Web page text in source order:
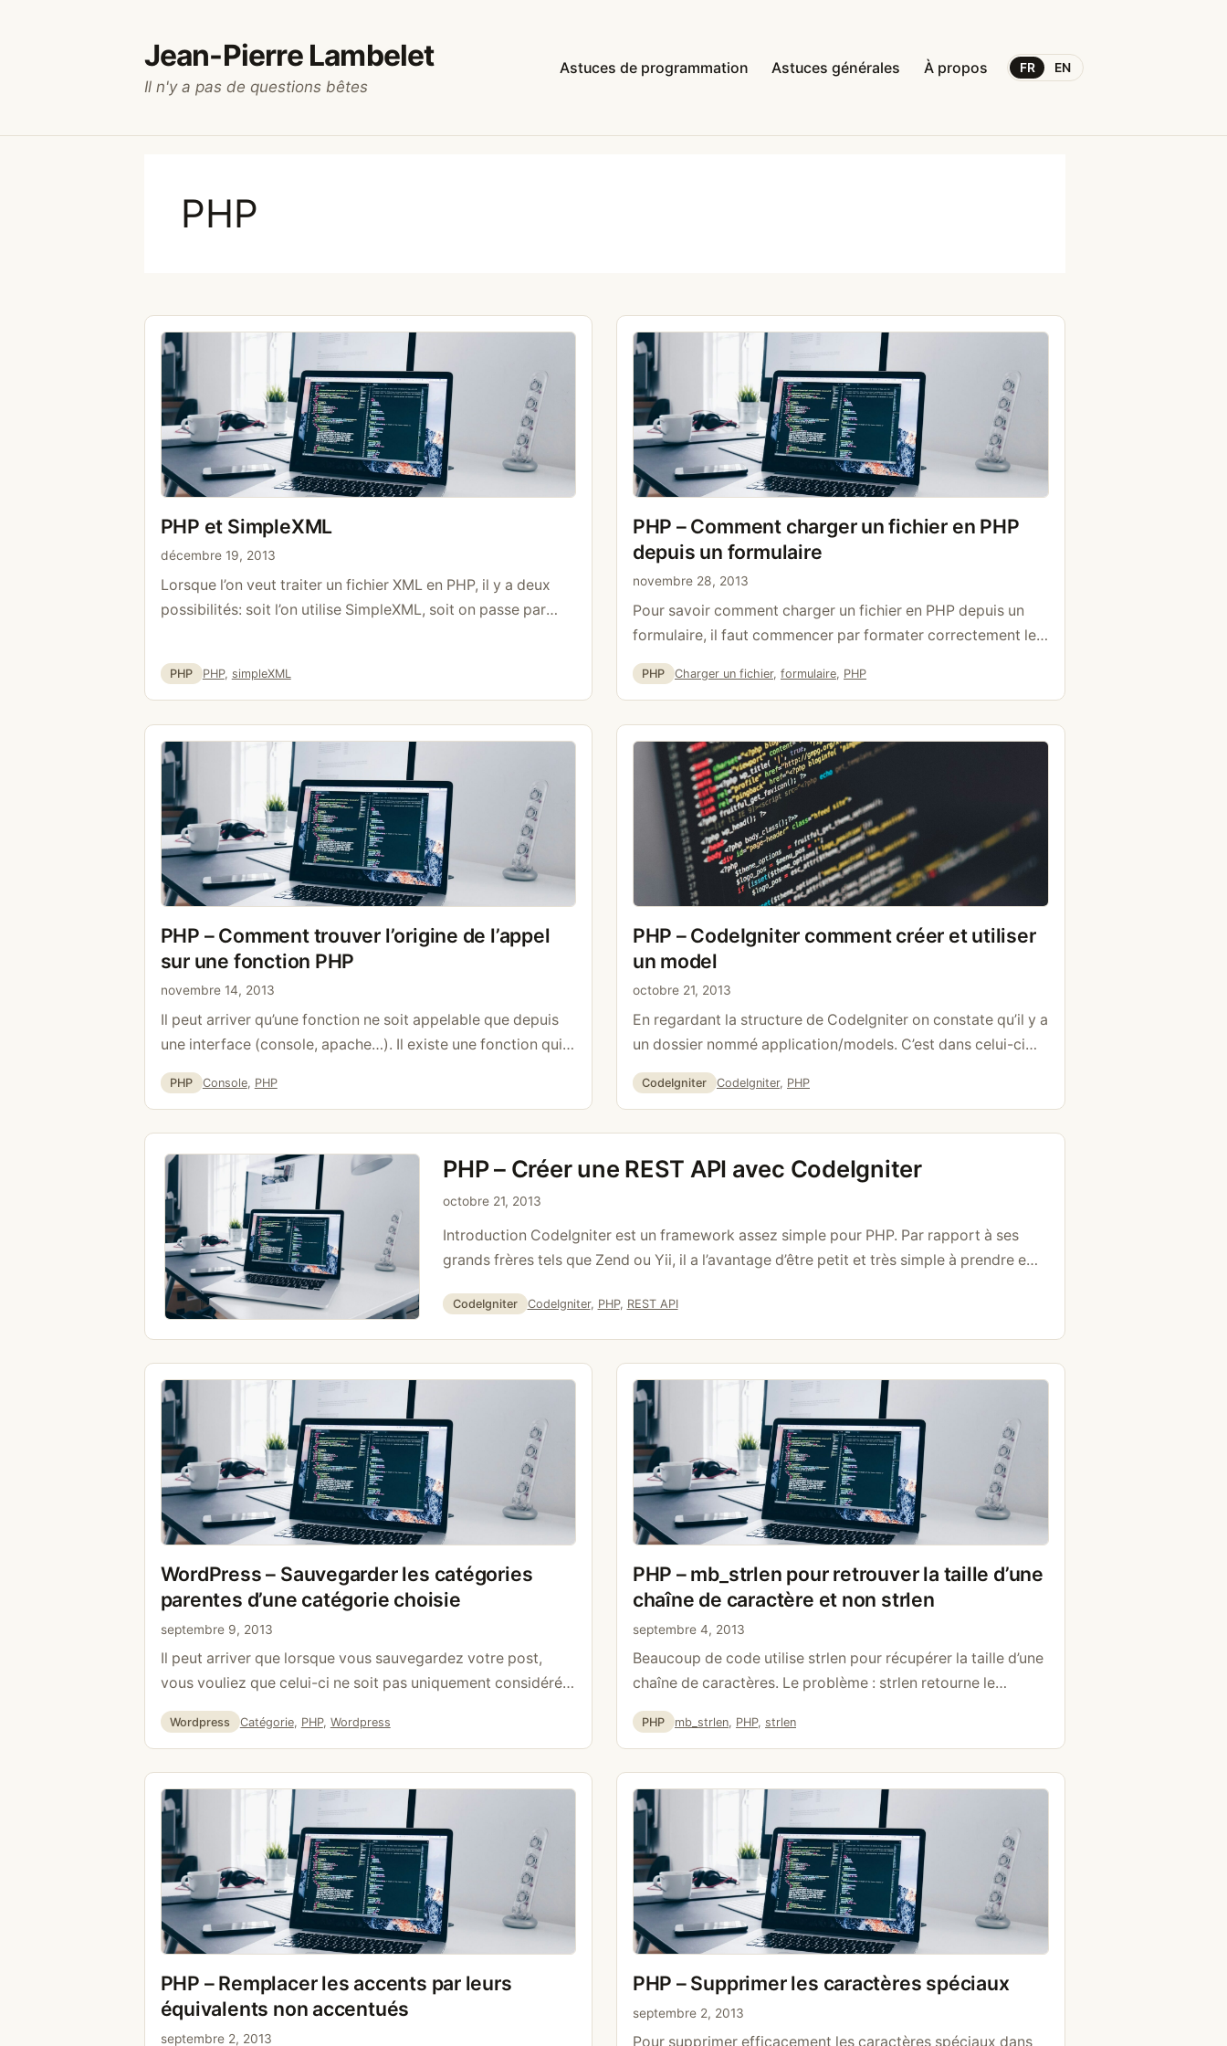
Jean-Pierre Lambelet
Il n'y a pas de questions bêtes
Astuces de programmation Astuces générales À propos FR EN
PHP
PHP et SimpleXML
décembre 19, 2013
Lorsque l’on veut traiter un fichier XML en PHP, il y a deux
possibilités: soit l’on utilise SimpleXML, soit on passe par
spécifiquement de SimpleXML. Pour charger un fichier, il
suffit d’utiliser la méthode simplexml_load_file $xml =
Catégories
PHP Étiquettes
PHP, simpleXML
PHP – Comment charger un fichier en PHP
depuis un formulaire
novembre 28, 2013
Pour savoir comment charger un fichier en PHP depuis un
formulaire, il faut commencer par formater correctement le
formulaire. Il est obligatoire d’utiliser la méthode post ainsi
que l’enctype multipart/form-data, sinon PHP ne recevra pas
cela, on récupère différentes …Lire la suite
Catégories
PHP Étiquettes
Charger un fichier, formulaire, PHP
PHP – Comment trouver l’origine de l’appel
sur une fonction PHP
novembre 14, 2013
Il peut arriver qu’une fonction ne soit appelable que depuis
une interface (console, apache…). Il existe une fonction qui
retourne exactement ce que nous cherchons. Dans l’exemple
suivant, nous cherchons à savoir si l’appel vient bien de la
Catégories
PHP Étiquettes
Console, PHP
PHP – CodeIgniter comment créer et utiliser
un model
octobre 21, 2013
En regardant la structure de CodeIgniter on constate qu’il y a
un dossier nommé application/models. C’est dans celui-ci
que nous allons créer notre modèle. Pour qu’un modèle soit
utilisable comme tel, il doit étendre CI_Model. class
>load->database(); } function getAllScores(){ $query =
Catégories
CodeIgniter Étiquettes
CodeIgniter, PHP
PHP – Créer une REST API avec CodeIgniter
octobre 21, 2013
Introduction CodeIgniter est un framework assez simple pour PHP. Par rapport à ses
grands frères tels que Zend ou Yii, il a l’avantage d’être petit et très simple à prendre en
API. Installation Pour commencer, aller télécharger la version officielle sur …
Catégories
CodeIgniter Étiquettes
CodeIgniter, PHP, REST API
WordPress – Sauvegarder les catégories
parentes d’une catégorie choisie
septembre 9, 2013
Il peut arriver que lorsque vous sauvegardez votre post,
vous vouliez que celui-ci ne soit pas uniquement considéré
dans la catégorie choisie mais aussi dans la catégorie
parente de celle-ci. Par exemple, vous avez les catégories
la suite
Catégories
Wordpress Étiquettes
Catégorie, PHP, Wordpress
PHP – mb_strlen pour retrouver la taille d’une
chaîne de caractère et non strlen
septembre 4, 2013
Beaucoup de code utilise strlen pour récupérer la taille d’une
chaîne de caractères. Le problème : strlen retourne le
nombre d’octets, pas le nombre de caractères. Dès qu’une
chaîne contient des lettres accentuées ou des emojis, le
Catégories
PHP Étiquettes
mb_strlen, PHP, strlen
PHP – Remplacer les accents par leurs
équivalents non accentués
septembre 2, 2013
PHP – Supprimer les caractères spéciaux
septembre 2, 2013
Pour supprimer efficacement les caractères spéciaux dans